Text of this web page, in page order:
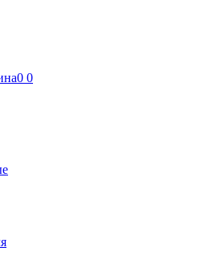
0 0